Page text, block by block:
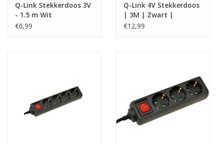
Q-Link Stekkerdoos 3V
- 1.5 m Wit
€6,99
Q-Link 4V Stekkerdoos
| 3M | Zwart |
Schakelaar
€12,99